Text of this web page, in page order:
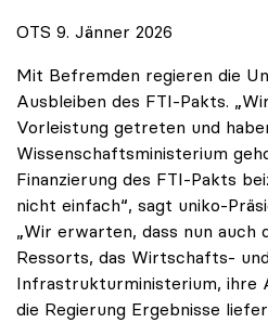
OTS 9. Jänner 2026
Mit Befremden regieren die
Ausbleiben des FTI-Pakts.
Vorleistung getreten und
Wissenschaftsministerium
Finanzierung des FTI-Pakts
nicht einfach“, sagt uniko-
„Wir erwarten, dass nun auch
Ressorts, das Wirtschafts-
Infrastrukturministerium, ihre
die Regierung Ergebnisse